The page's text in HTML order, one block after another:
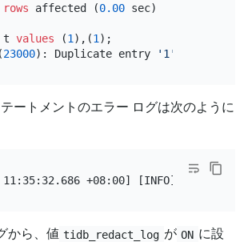
rows affected (0.00 sec)
values (1 ),(1 );
23000): Duplicate entry '1'
ートメントのエラー ログは次のように
から、値 tidb_redact_log が ON に設